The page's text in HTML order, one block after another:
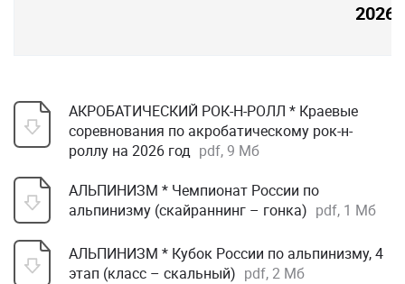
2026
АКРОБАТИЧЕСКИЙ РОК-Н-РОЛЛ * Краевые
соревнования по акробатическому рок-н-
роллу на 2026 год pdf, 9 Мб
АЛЬПИНИЗМ * Чемпионат России по
альпинизму (скайраннинг – гонка) pdf, 1 Мб
АЛЬПИНИЗМ * Кубок России по альпинизму, 4
этап (класс – скальный) pdf, 2 Мб